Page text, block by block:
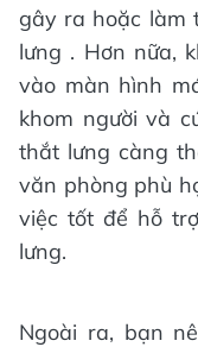
gây ra hoặc làm
lưng . Hơn nữa,
vào màn hình
khom người và
thắt lưng càng
văn phòng phù
việc tốt để hỗ
lưng.
Ngoài ra, bạn